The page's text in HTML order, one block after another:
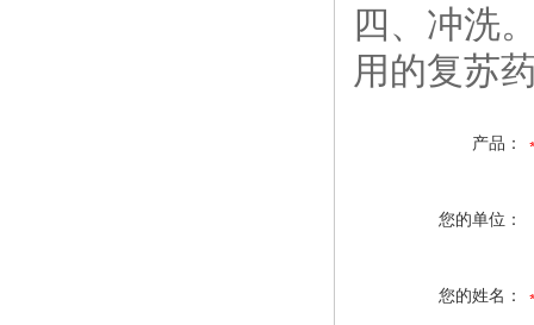
四、冲洗
用的复苏
产品：
您的单位：
您的姓名：